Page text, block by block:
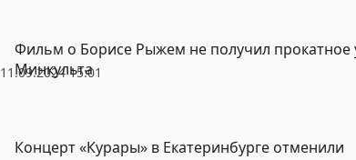
11.09.2024 15:01
Фильм о Борисе Рыжем не получил прокатное
Минкульта
Концерт «Курары» в Екатеринбурге отменили